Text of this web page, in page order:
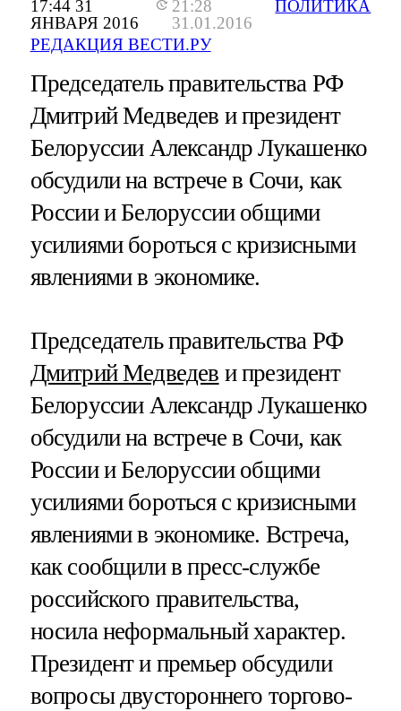
17:44 31
ЯНВАРЯ 2016
21:28
31.01.2016
РЕДАКЦИЯ ВЕСТИ.РУ
ПОЛИТИКА
Председатель правительства РФ
Дмитрий Медведев и президент
Белоруссии Александр Лукашенко
обсудили на встрече в Сочи, как
России и Белоруссии общими
усилиями бороться с кризисными
явлениями в экономике.
Председатель правительства РФ
Дмитрий Медведев и президент
Белоруссии Александр Лукашенко
обсудили на встрече в Сочи, как
России и Белоруссии общими
усилиями бороться с кризисными
явлениями в экономике. Встреча,
как сообщили в пресс-службе
российского правительства,
носила неформальный характер.
Президент и премьер обсудили
вопросы двустороннего торгово-